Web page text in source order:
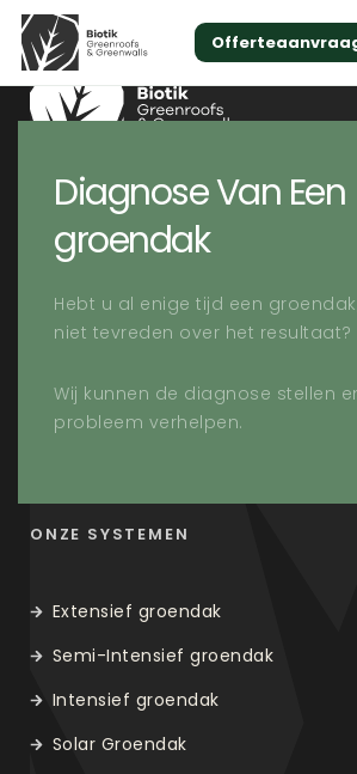
Accueil » Onze Diensten »Diagnose Van
Diagnose Van Een
groendak
Hebt u al enige tijd een
niet tevreden over het resultaat?
Wij kunnen de diagnose stellen
probleem verhelpen.
Biotik ontwerpt, legt aan en
groendaken, verticale tuinen en
ONZE SYSTEMEN
Extensief groendak
Semi-Intensief groendak
Intensief groendak
Solar Groendak